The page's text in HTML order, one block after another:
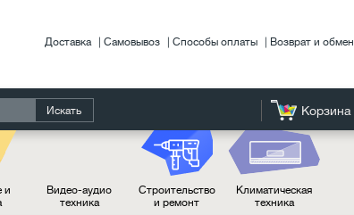
Доставка Самовывоз Способы оплаты Возврат и обмен
Искать Корзина
и
Видео-аудио
техника
Строительство
и ремонт
Климатическая
техника